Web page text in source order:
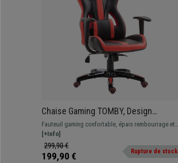
Chaise Gaming TOMBY, Design
Exclusif, Inclinable, Coussins pour
Lombaires et Cervicales, Noir et
Rouge
Fauteuil gaming confortable, épais rembourrage et
coussins lombaires et cervicales. Fabriqué avec des
matériaux de qualité. Revêtement en cuir
synthétique
[+Info]
299,90 €
199,90 € Rupture de stock